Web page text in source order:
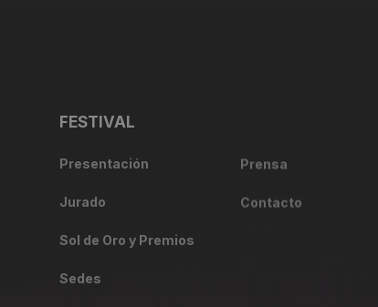
FESTIVAL
Presentación
Jurado
Sol de Oro y Premios
Sedes
Prensa
Contacto